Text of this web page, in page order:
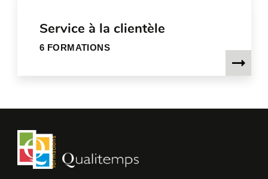
Service à la clientèle
6 FORMATIONS